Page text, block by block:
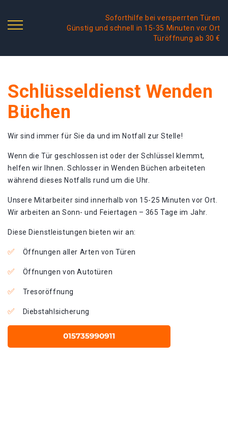
Soforthilfe bei versperrten Türen
Günstig und schnell in 15-35 Minuten vor Ort
Türöffnung ab 30 €
Schlüsseldienst Wenden
Büchen
Wir sind immer für Sie da und im Notfall zur Stelle!
Wenn die Tür geschlossen ist oder der Schlüssel klemmt,
helfen wir Ihnen. Schlosser in Wenden Büchen arbeiteten
während dieses Notfalls rund um die Uhr.
Unsere Mitarbeiter sind innerhalb von 15-25 Minuten vor Ort.
Wir arbeiten an Sonn- und Feiertagen – 365 Tage im Jahr.
Diese Dienstleistungen bieten wir an:
Öffnungen aller Arten von Türen
Öffnungen von Autotüren
Tresoröffnung
Diebstahlsicherung